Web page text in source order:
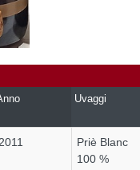
Uvaggi
2011
Priè Blanc
100 %